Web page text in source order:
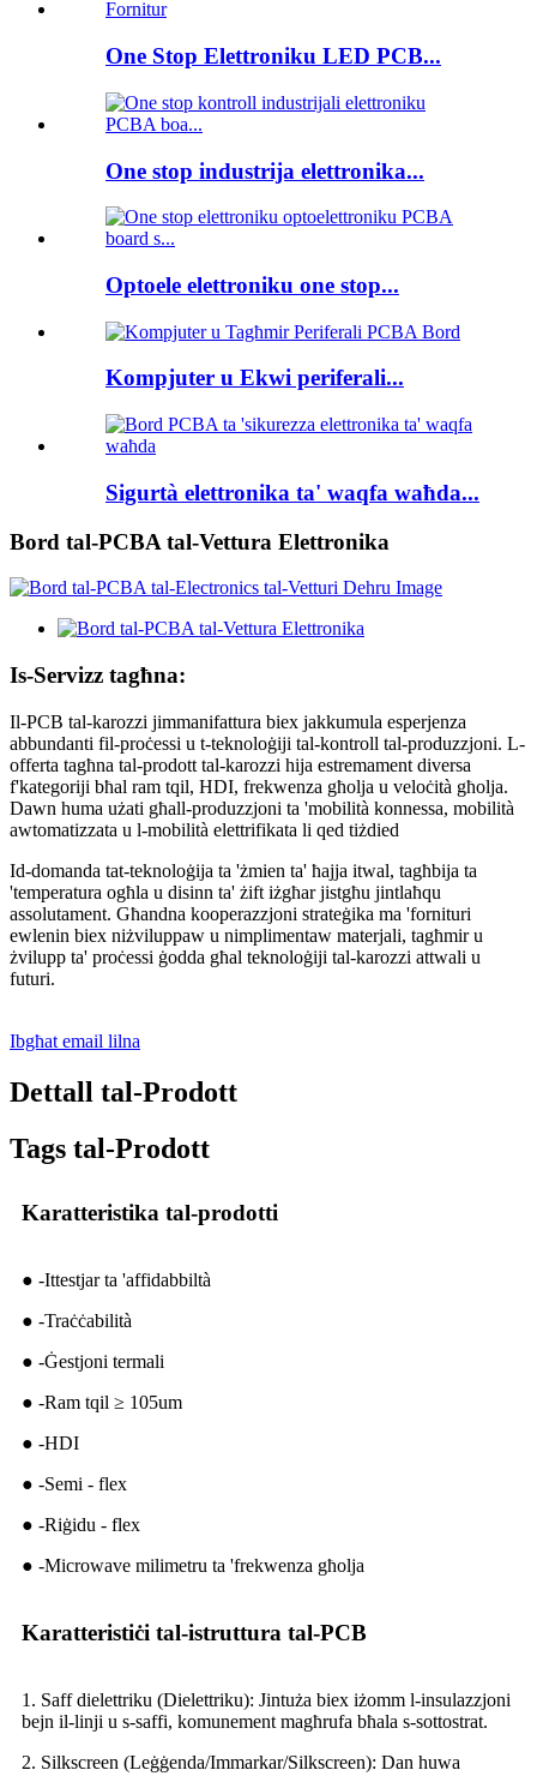
One Stop Elettroniku LED PCB...
One stop industrija elettronika...
Optoele elettroniku one stop...
Kompjuter u Ekwi periferali...
Sigurtà elettronika ta' waqfa waħda...
Bord tal-PCBA tal-Vettura Elettronika
Is-Servizz tagħna:
Il-PCB tal-karozzi jimmanifattura biex jakkumula esperjenza
abbundanti fil-proċessi u t-teknoloġiji tal-kontroll tal-produzzjoni. L-
offerta tagħna tal-prodott tal-karozzi hija estremament diversa
f'kategoriji bħal ram tqil, HDI, frekwenza għolja u veloċità għolja.
Dawn huma użati għall-produzzjoni ta 'mobilità konnessa, mobilità
awtomatizzata u l-mobilità elettrifikata li qed tiżdied
Id-domanda tat-teknoloġija ta 'żmien ta' ħajja itwal, tagħbija ta
'temperatura ogħla u disinn ta' żift iżgħar jistgħu jintlaħqu
assolutament. Għandna kooperazzjoni strateġika ma 'fornituri
ewlenin biex niżviluppaw u nimplimentaw materjali, tagħmir u
żvilupp ta' proċessi ġodda għal teknoloġiji tal-karozzi attwali u
futuri.
Ibgħat email lilna
Dettall tal-Prodott
Tags tal-Prodott
Karatteristika tal-prodotti
● -Ittestjar ta 'affidabbiltà
● -Traċċabilità
● -Ġestjoni termali
● -Ram tqil ≥ 105um
● -HDI
● -Semi - flex
● -Riġidu - flex
● -Microwave milimetru ta 'frekwenza għolja
Karatteristiċi tal-istruttura tal-PCB
1. Saff dielettriku (Dielettriku): Jintuża biex iżomm l-insulazzjoni
bejn il-linji u s-saffi, komunement magħrufa bħala s-sottostrat.
2. Silkscreen (Leġġenda/Immarkar/Silkscreen): Dan huwa